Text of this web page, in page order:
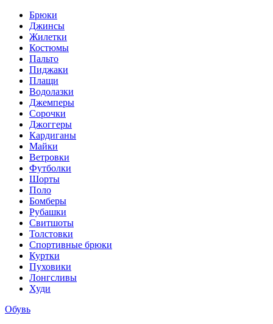
Брюки
Джинсы
Жилетки
Костюмы
Пальто
Пиджаки
Плащи
Водолазки
Джемперы
Сорочки
Джоггеры
Кардиганы
Майки
Ветровки
Футболки
Шорты
Поло
Бомберы
Рубашки
Свитшоты
Толстовки
Спортивные брюки
Куртки
Пуховики
Лонгсливы
Худи
Обувь